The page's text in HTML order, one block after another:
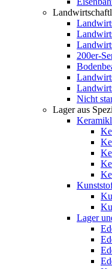
200er-
Nicht
Lager aus
Lager